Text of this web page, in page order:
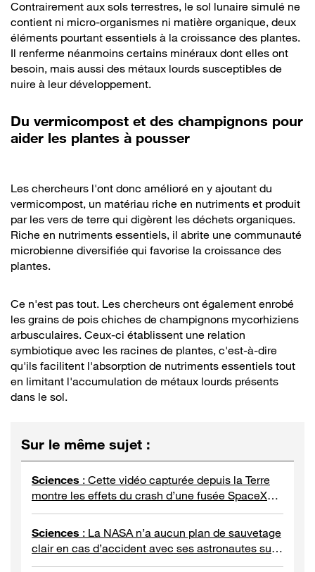
Contrairement aux sols terrestres, le sol lunaire simulé ne
contient ni micro-organismes ni matière organique, deux
éléments pourtant essentiels à la croissance des plantes.
Il renferme néanmoins certains minéraux dont elles ont
besoin, mais aussi des métaux lourds susceptibles de
nuire à leur développement.
Du vermicompost et des champignons pour
aider les plantes à pousser
Les chercheurs l'ont donc amélioré en y ajoutant du
vermicompost, un matériau riche en nutriments et produit
par les vers de terre qui digèrent les déchets organiques.
Riche en nutriments essentiels, il abrite une communauté
microbienne diversifiée qui favorise la croissance des
plantes.
Ce n'est pas tout. Les chercheurs ont également enrobé
les grains de pois chiches de champignons mycorhiziens
arbusculaires. Ceux-ci établissent une relation
symbiotique avec les racines de plantes, c'est-à-dire
qu'ils facilitent l'absorption de nutriments essentiels tout
en limitant l'accumulation de métaux lourds présents
dans le sol.
Sur le même sujet :
Sciences : Cette vidéo capturée depuis la Terre
montre les effets du crash d’une fusée SpaceX
sur la Lune
Sciences : La NASA n’a aucun plan de sauvetage
clair en cas d’accident avec ses astronautes sur
la Lune